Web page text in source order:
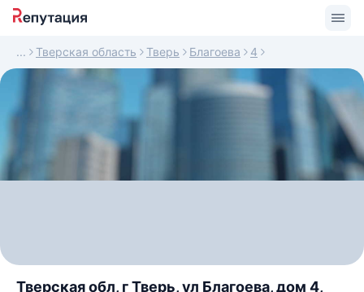
Тверская область Тверь Благоева 4
Тверская обл, г Тверь, ул Благоева, дом 4,